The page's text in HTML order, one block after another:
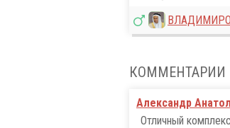
КОММЕНТАРИИ
Александр
Отличный